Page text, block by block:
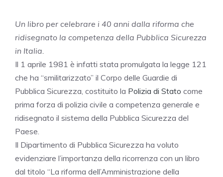
Un libro per celebrare i 40 anni dalla riforma che
ridisegnato la competenza della Pubblica Sicurezza
in Italia.
Il 1 aprile 1981 è infatti stata promulgata la legge 121
che ha “smilitarizzato” il Corpo delle Guardie di
Pubblica Sicurezza, costituito la Polizia di Stato come
prima forza di polizia civile a competenza generale e
ridisegnato il sistema della Pubblica Sicurezza del
Paese.
Il Dipartimento di Pubblica Sicurezza ha voluto
evidenziare l’importanza della ricorrenza con un libro
dal titolo “La riforma dell’Amministrazione della